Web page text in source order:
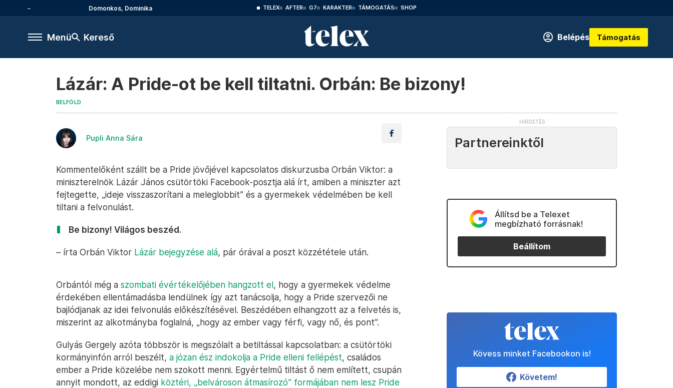
Domonkos, Dominika TELEX AFTER G7 KARAKTER TÁMOGATÁS SHOP
Menü Kereső Belépés Támogatás
Lázár: A Pride-ot be kell tiltatni. Orbán: Be bizony!
BELFÖLD
Pupli Anna Sára
Kommentelőként szállt be a Pride jövőjével kapcsolatos diskurzusba Orbán Viktor: a
miniszterelnök Lázár János csütörtöki Facebook-posztja alá írt, amiben a miniszter azt
fejtegette, „ideje visszaszorítani a meleglobbit” és a gyermekek védelmében be kell
tiltani a felvonulást.
Be bizony! Világos beszéd.
– írta Orbán Viktor Lázár bejegyzése alá, pár órával a poszt közzététele után.
Orbántól még a szombati évértékelőjében hangzott el, hogy a gyermekek védelme
érdekében ellentámadásba lendülnek így azt tanácsolja, hogy a Pride szervezői ne
bajlódjanak az idei felvonulás előkészítésével. Beszédében elhangzott az a felvetés is,
miszerint az alkotmányba foglalná, „hogy az ember vagy férfi, vagy nő, és pont”.
Gulyás Gergely azóta többször is megszólalt a betiltással kapcsolatban: a csütörtöki
kormányinfón arról beszélt, a józan ész indokolja a Pride elleni fellépést, családos
ember a Pride közelébe nem szokott menni. Egyértelmű tiltást ő nem említett, csupán
annyit mondott, az eddigi köztéri, „belvároson átmasírozó” formájában nem lesz Pride
Partnereinktől
Állítsd be a Telexet
megbízható forrásnak!
Beállítom
Kövess minket Facebookon is!
Követem!